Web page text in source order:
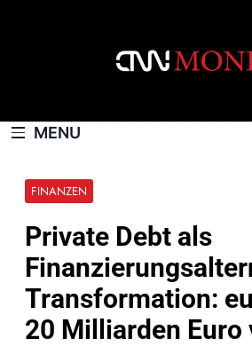
MENU
FINANZEN
Private Debt als
Transformation:
20 Milliarden Euro